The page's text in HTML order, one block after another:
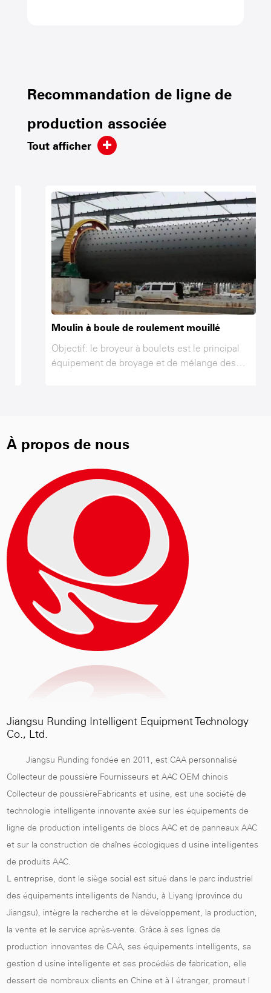
Recommandation de ligne de
production associée
Tout afficher
Moulin à boule de roulement mouillé
Objectif: le broyeur à boulets est le principal
équipement de broyage et de mélange des
pour atteindre les exigences de résistance des
À propos de nous
Jiangsu Runding Intelligent Equipment Technology
Co., Ltd.
Jiangsu Runding fondée en 2011, est CAA personnalisé
Collecteur de poussière Fournisseurs etAAC OEM chinois
Collecteur de poussièreFabricants et usine, est une société de
technologie intelligente innovante axée sur les équipements de
ligne de production intelligents de blocs AAC et de panneaux AAC
et sur la construction de chaînes écologiques d usine intelligentes
de produits AAC.
L entreprise, dont le siège social est situé dans le parc industriel
des équipements intelligents de Nandu, à Liyang (province du
Jiangsu), intègre la recherche et le développement, la production,
la vente et le service après-vente. Grâce à ses lignes de
production innovantes de CAA, ses équipements intelligents, sa
gestion d usine intelligente et ses procédés de fabrication, elle
dessert de nombreux clients en Chine et à l étranger, promeut l